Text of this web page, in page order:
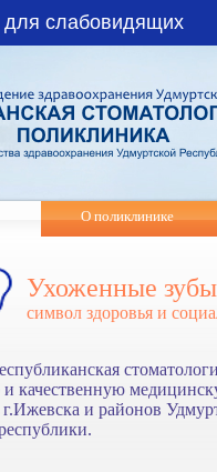
для слабовидящих
О поликлинике
Ухоженные
символ здоровья и
качественную
и районов